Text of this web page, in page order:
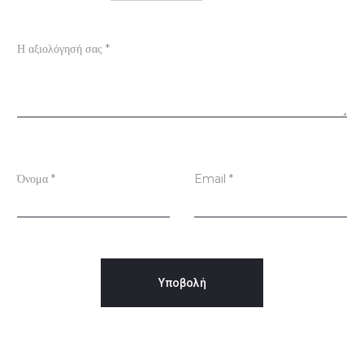
γ
ε
ς
Η αξιολόγησή σας *
Όνομα * Email *